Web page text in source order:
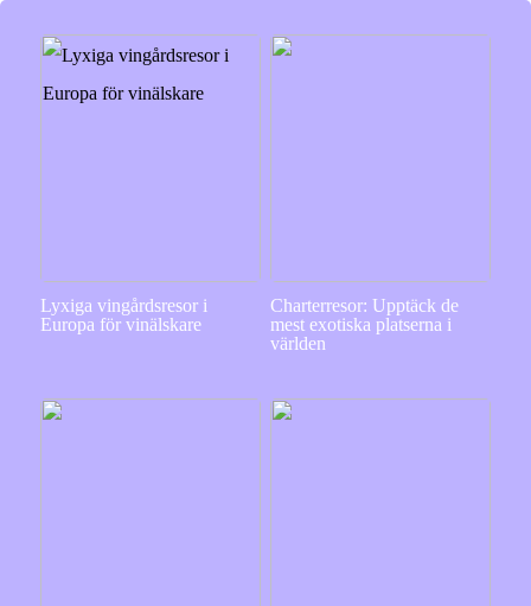
Lyxiga vingårdsresor i
Europa för vinälskare
Charterresor: Upptäck de
mest exotiska platserna i
världen